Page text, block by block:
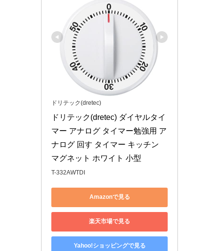
ドリテック(dretec)
ドリテック(dretec) ダイヤルタイ
マー アナログ タイマー勉強用 ア
ナログ 回す タイマー キッチン
マグネット ホワイト 小型
T-332AWTDI
Amazonで見る
楽天市場で見る
Yahoo!ショッピングで見る